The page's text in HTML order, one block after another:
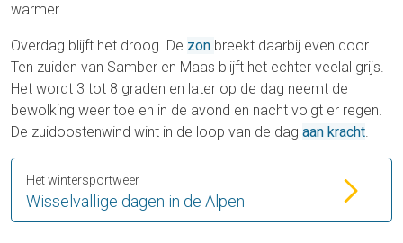
warmer.
Overdag blijft het droog. De zon breekt daarbij even door.
Ten zuiden van Samber en Maas blijft het echter veelal grijs.
Het wordt 3 tot 8 graden en later op de dag neemt de
bewolking weer toe en in de avond en nacht volgt er regen.
De zuidoostenwind wint in de loop van de dag aan kracht.
Wisselvallige dagen in de Alpen
Het wintersportweer